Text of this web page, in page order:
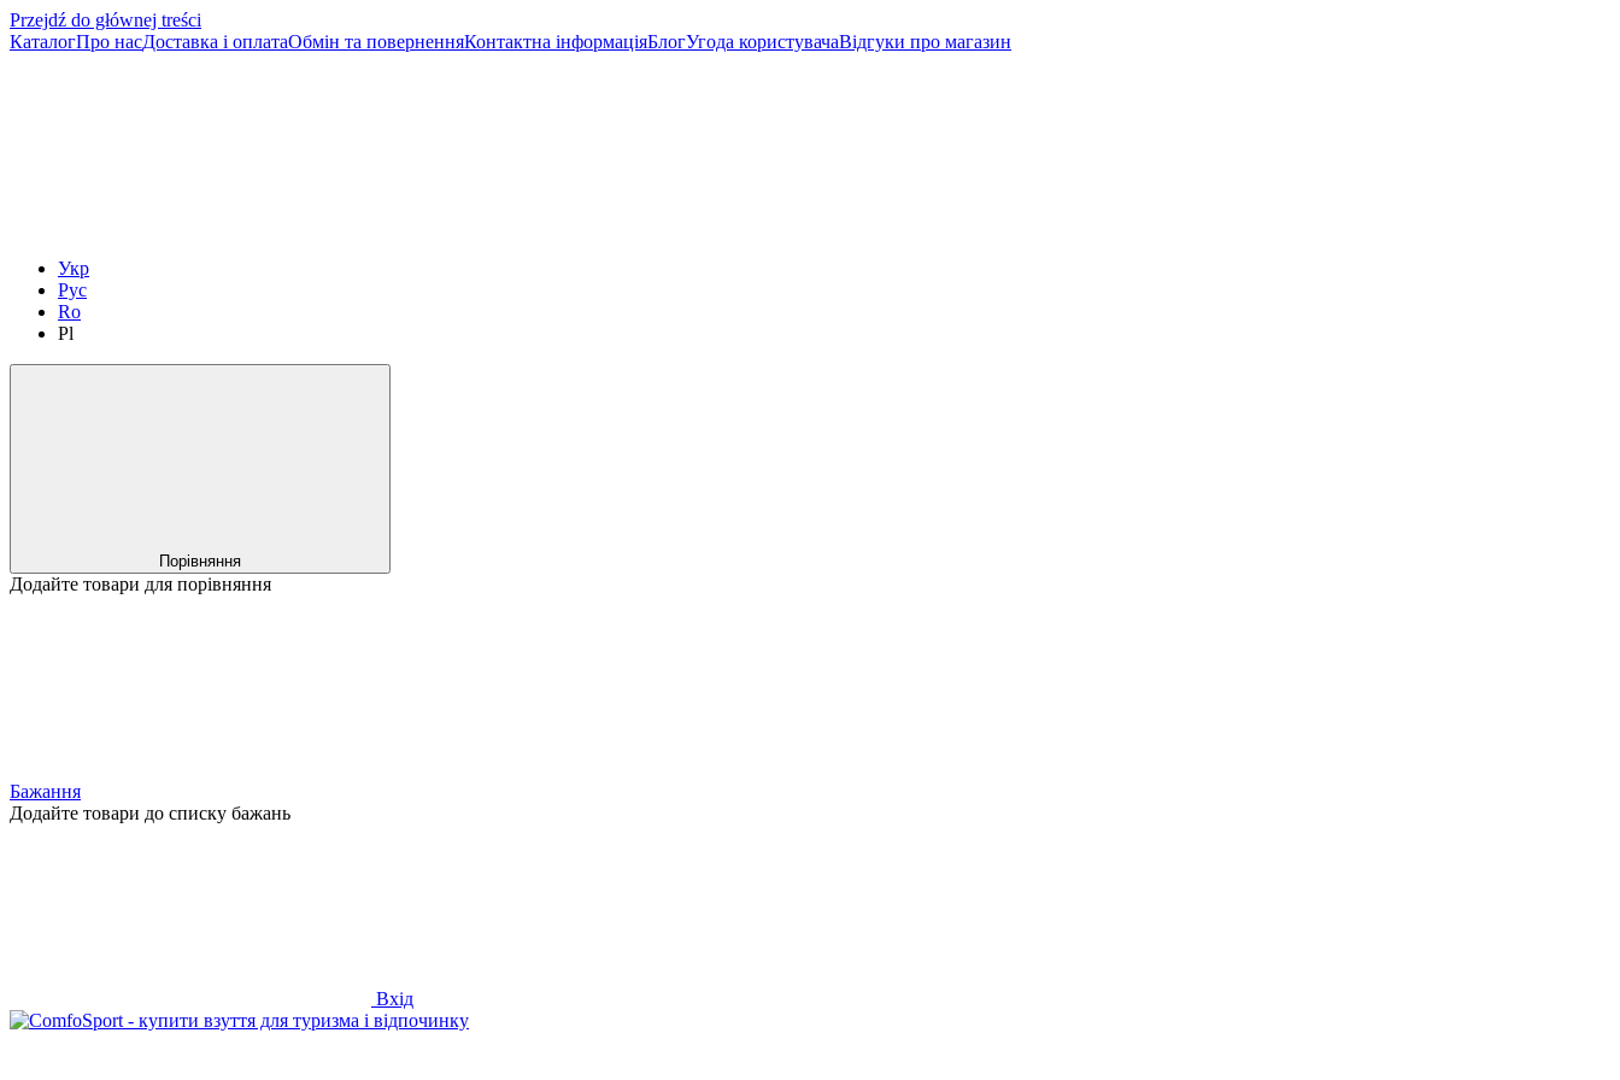
Przejdź do głównej treści
КаталогПро насДоставка і оплатаОбмін та поверненняКонтактна інформаціяБлогУгода користувачаВідгуки про магазин
Укр
Рус
Ro
Pl
Порівняння
Додайте товари для порівняння
Бажання
Додайте товари до списку бажань
Вхід